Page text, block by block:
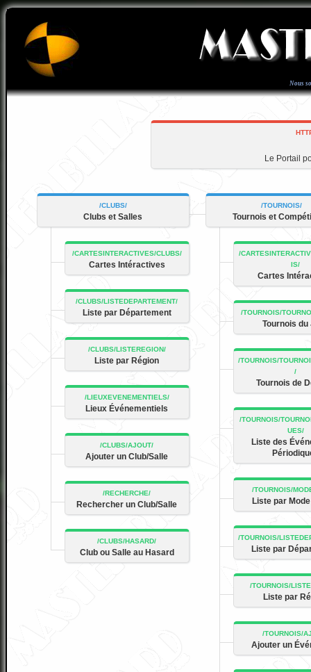
Nous
Le Portail
Clubs et Salles
Cartes Intéractives
Liste par Département
Liste par Région
Lieux Événementiels
Ajouter un Club/Salle
Rechercher un Club/Salle
Club ou Salle au Hasard
Tournois et
Cartes
Tournois du
Tournois de
Liste des
Liste par
Liste par
Liste par
Ajouter un